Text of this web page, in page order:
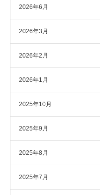
2026年6月
2026年3月
2026年2月
2026年1月
2025年10月
2025年9月
2025年8月
2025年7月